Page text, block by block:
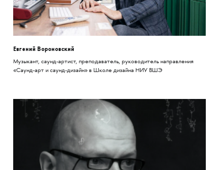
Евгений Вороновский
Музыкант, саунд-артист, преподаватель, руководитель направления
«Саунд-арт и саунд-дизайн» в Школе дизайна НИУ ВШЭ